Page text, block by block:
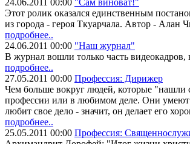
Этот ролик оказался единственным
из города - героя Ткуарчала. Автор - Алан
подробнее..
24.06.2011 00:00 "Наш журнал"
В журнал вошли только часть
подробнее..
27.05.2011 00:00 Профессия: Дирижер
Чем больше вокруг людей, которые "нашли
профессии или в любимом деле. Они умеют
любит свое дело - значит, он делает его
подробнее..
25.05.2011 00:00 Профессия: